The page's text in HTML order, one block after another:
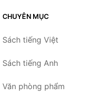
CHUYÊN MỤC
Sách tiếng Việt
Sách tiếng Anh
Văn phòng phẩm